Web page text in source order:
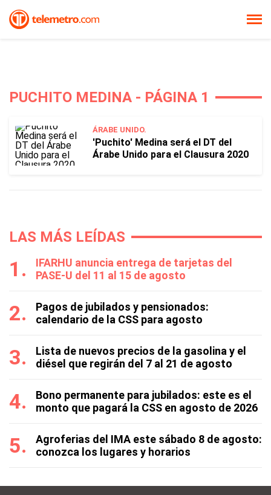
PUCHITO MEDINA - PÁGINA 1
ÁRABE UNIDO.
'Puchito' Medina será el DT del
Árabe Unido para el Clausura 2020
LAS MÁS LEÍDAS
IFARHU anuncia entrega de tarjetas del
PASE-U del 11 al 15 de agosto
Pagos de jubilados y pensionados:
calendario de la CSS para agosto
Lista de nuevos precios de la gasolina y el
diésel que regirán del 7 al 21 de agosto
Bono permanente para jubilados: este es el
monto que pagará la CSS en agosto de 2026
Agroferias del IMA este sábado 8 de agosto:
conozca los lugares y horarios